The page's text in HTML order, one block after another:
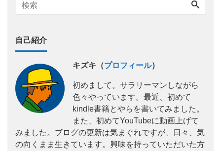
自己紹介
キズキ（プロフィール）
初めまして。サラリーマンしながら
色々やっています。最近、初めて
kindle書籍とやらを書いてみました。
また、初めてYouTubeに動画上げて
みました。ブログの更新は気まぐれですが、日々、気
の向くまま生きています。興味を持っていただいた方